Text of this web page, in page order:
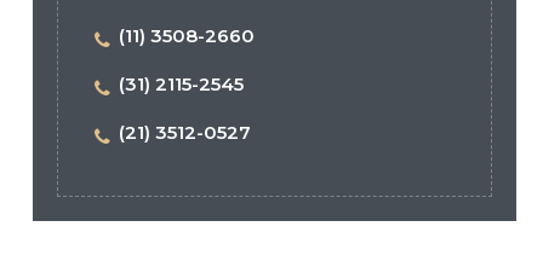
(11) 3508-2660
(31) 2115-2545
(21) 3512-0527